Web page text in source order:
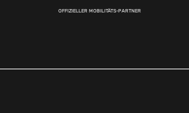
OFFIZIELLER MOBILITÄTS-PARTNER